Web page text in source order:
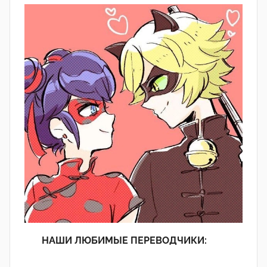
НАШИ ЛЮБИМЫЕ ПЕРЕВОДЧИКИ: